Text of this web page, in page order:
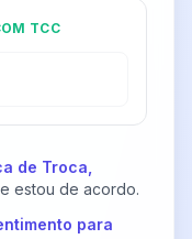
TCC
de Troca,
e estou de acordo.
para